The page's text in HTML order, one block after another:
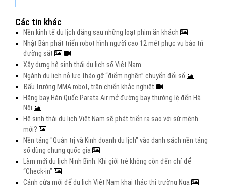
Các tin khác
Nền kinh tế du lịch đằng sau những loạt phim ăn khách
Nhật Bản phát triển robot hình người cao 12 mét phục vụ bảo trì
đường sắt
Xây dựng hệ sinh thái du lịch số Việt Nam
Ngành du lịch nỗ lực tháo gỡ “điểm nghẽn” chuyển đổi số
Đấu trường MMA robot, trận chiến khắc nghiệt
Hãng bay Hàn Quốc Parata Air mở đường bay thường lệ đến Hà
Nội
Hệ sinh thái du lịch Việt Nam sẽ phát triển ra sao với sứ mệnh
mới?
Nền tảng "Quản trị và Kinh doanh du lịch" vào danh sách nền tảng
số dùng chung quốc gia
Làm mới du lịch Ninh Bình: Khi giới trẻ không còn đến chỉ để
“Check-in”
Cánh cửa mới để du lịch Việt Nam khai thác thị trường Nga